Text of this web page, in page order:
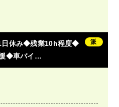
日休み◆残業10h程度◆
◆車バイ…
派